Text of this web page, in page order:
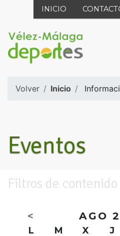
INICIO
Volver Inicio
Eventos
Filtros de contenido
< AGO
L M X J